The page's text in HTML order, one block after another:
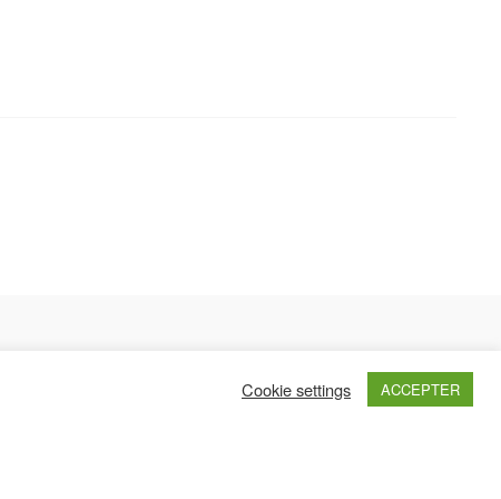
Cookie settings ACCEPTER